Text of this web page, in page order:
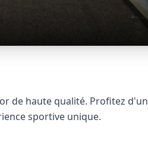
de haute qualité. Profitez d'un
sportive unique.